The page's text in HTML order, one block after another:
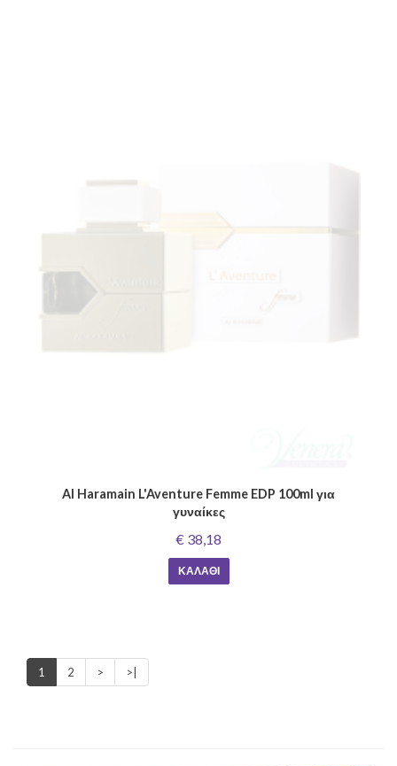
Al Haramain L'Aventure Femme EDP 100ml για
γυναίκες
€ 38,18
ΚΑΛΆΘΙ
1 2 > >|